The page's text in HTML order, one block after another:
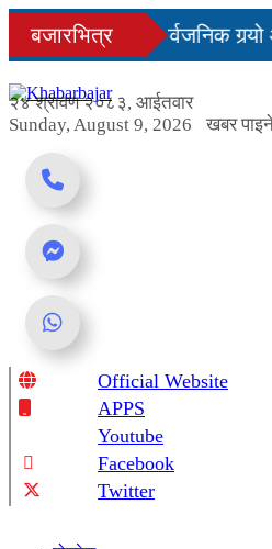
Skip
content
बजारभित्र
सरकारले सार्वजनिक गर्‍यो
२४ श्रावण २०८३, आईतवार
Sunday, August 9, 2026
खबर
Online News Portal
Official Website
APPS
Youtube
Facebook
Twitter